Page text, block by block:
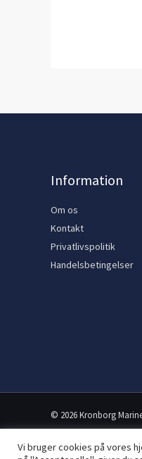
Information
Om os
Kontakt
Privatlivspolitik
Handelsbetingelser
© 2026 Kronborg
Vi bruger cookies på vores